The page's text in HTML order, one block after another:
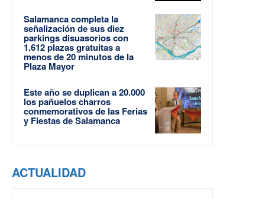
Salamanca completa la
señalización de sus diez
parkings disuasorios con
1.612 plazas gratuitas a
menos de 20 minutos de la
Plaza Mayor
Este año se duplican a 20.000
los pañuelos charros
conmemorativos de las Ferias
y Fiestas de Salamanca
ACTUALIDAD